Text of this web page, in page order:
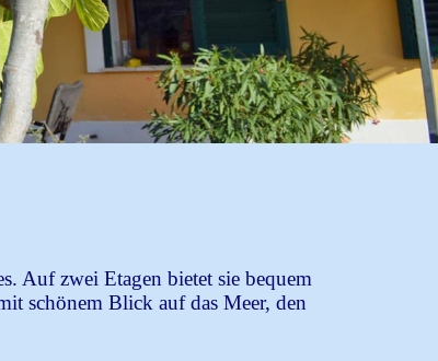
Auf zwei Etagen bietet sie bequem
schönem Blick auf das Meer, den
einverstanden, dass wir Ihre
durch eine Nachricht